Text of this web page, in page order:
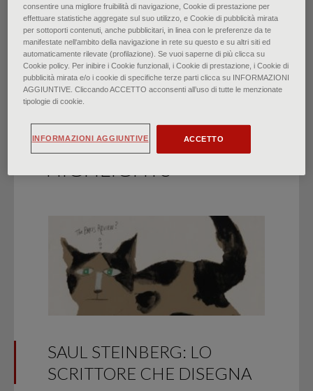
dell’ignoto
di Federico Poletti ∙ Maggio 2022
HIGHLIGHTS
SAUL STEINBERG: LO
SCRITTORE CHE DISEGNA
consentire una migliore fruibilità di navigazione, Cookie di prestazione per
effettuare statistiche aggregate sul suo utilizzo, e Cookie di pubblicità mirata
per sottoporti contenuti, anche pubblicitari, in linea con le preferenze da te
manifestate nell‘ambito della navigazione in rete su questo e su altri siti ed
automaticamente rilevate (profilazione). Se vuoi saperne di più clicca su
Cookie policy. Per inibire i Cookie funzionali, i Cookie di prestazione, i Cookie di
pubblicità mirata e/o i cookie di specifiche terze parti clicca su INFORMAZIONI
AGGIUNTIVE. Cliccando ACCETTO acconsenti all’uso di tutte le menzionate
tipologie di cookie.
ACCETTO
INFORMAZIONI AGGIUNTIVE